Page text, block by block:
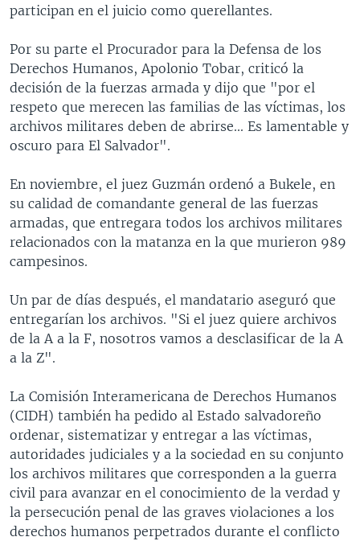
participan en el juicio como querellantes.
Por su parte el Procurador para la Defensa de los
Derechos Humanos, Apolonio Tobar, criticó la
decisión de la fuerzas armada y dijo que "por el
respeto que merecen las familias de las víctimas, los
archivos militares deben de abrirse... Es lamentable y
oscuro para El Salvador".
En noviembre, el juez Guzmán ordenó a Bukele, en
su calidad de comandante general de las fuerzas
armadas, que entregara todos los archivos militares
relacionados con la matanza en la que murieron 989
campesinos.
Un par de días después, el mandatario aseguró que
entregarían los archivos. "Si el juez quiere archivos
de la A a la F, nosotros vamos a desclasificar de la A
a la Z".
La Comisión Interamericana de Derechos Humanos
(CIDH) también ha pedido al Estado salvadoreño
ordenar, sistematizar y entregar a las víctimas,
autoridades judiciales y a la sociedad en su conjunto
los archivos militares que corresponden a la guerra
civil para avanzar en el conocimiento de la verdad y
la persecución penal de las graves violaciones a los
derechos humanos perpetrados durante el conflicto